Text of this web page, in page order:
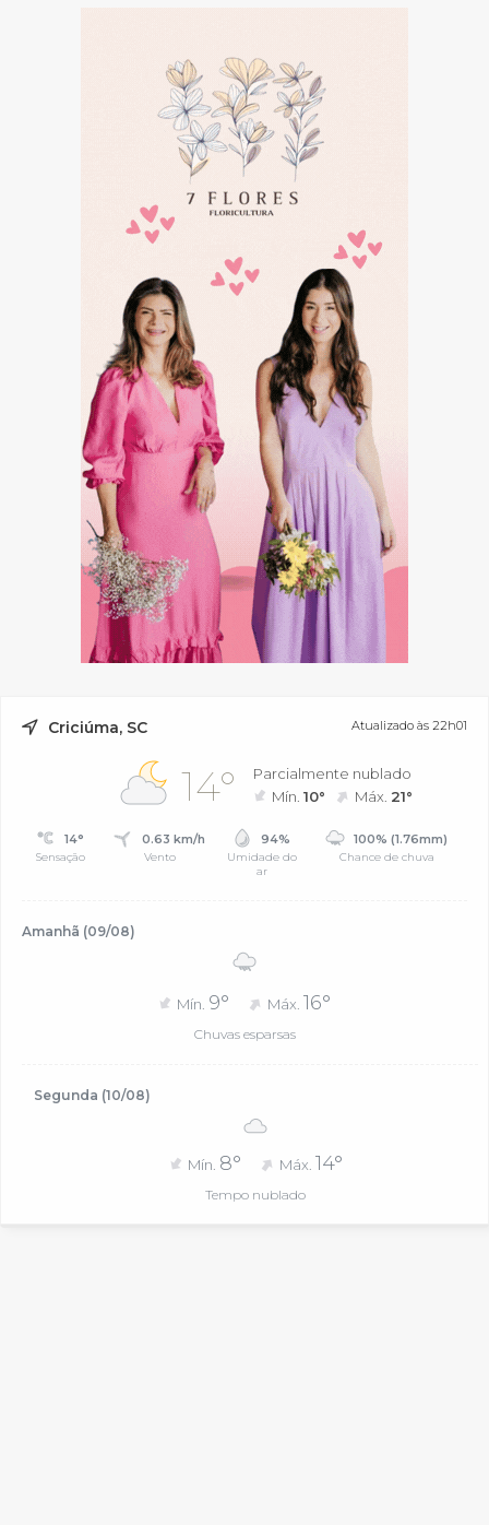
Criciúma, SC Atualizado às 22h01
14°
Parcialmente nublado
Mín.10° Máx. 21°
14°
Sensação
0.63 km/h
Vento
94%
Umidade do
ar
100% (1.76mm)
Chance de chuva
Amanhã (09/08)
Mín. 9° Máx. 16°
Chuvas esparsas
Segunda (10/08)
Mín. 8° Máx. 14°
Tempo nublado